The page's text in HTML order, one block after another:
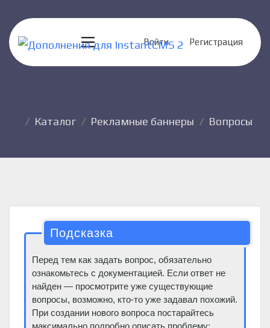
Войти Регистрация
Каталог Рекламные баннеры Вопросы
Подсказка
Перед тем как задать вопрос, обязательно
ознакомьтесь с документацией. Если ответ не
найден — просмотрите уже существующие
вопросы, возможно, кто-то уже задавал похожий.
При создании нового вопроса постарайтесь
максимально подробно описать проблему: